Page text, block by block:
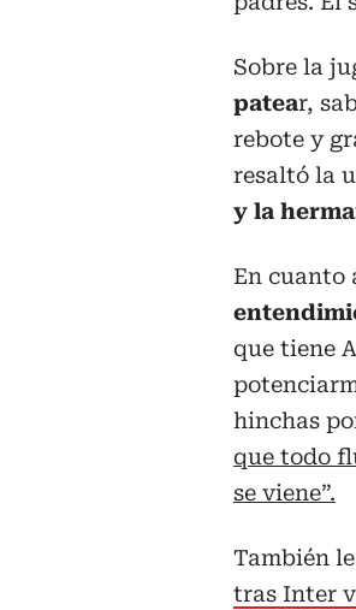
Sobre la
patear,
rebote y
resaltó la
y la
En cuanto
que tiene
hinchas
que todo
se viene”.
También
tras Inter